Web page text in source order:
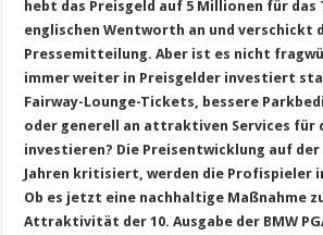
hebt das Preisgeld auf 5 Millionen für das
englischen Wentworth an und verschickt
Pressemitteilung. Aber ist es nicht
immer weiter in Preisgelder investiert
Fairway-Lounge-Tickets, bessere
oder generell an attraktiven Services für
investieren? Die Preisentwicklung auf der
Jahren kritisiert, werden die Profispieler
Ob es jetzt eine nachhaltige Maßnahme
Attraktivität der 10. Ausgabe der BMW